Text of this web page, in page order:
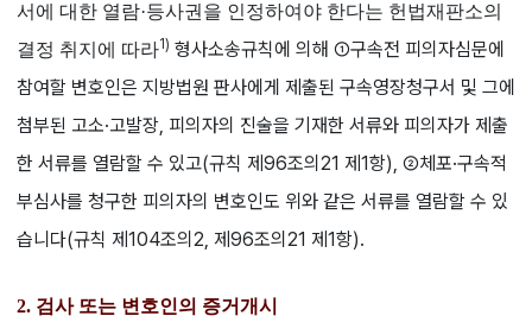
서에 대한 열람·등사권을 인정하여야 한다는 헌법재판소의
결정 취지에 따라1) 형사소송규칙에 의해 ①구속전 피의자심문에
참여할 변호인은 지방법원 판사에게 제출된 구속영장청구서 및 그에
첨부된 고소·고발장, 피의자의 진술을 기재한 서류와 피의자가 제출
한 서류를 열람할 수 있고(규칙 제96조의21 제1항), ②체포·구속적
부심사를 청구한 피의자의 변호인도 위와 같은 서류를 열람할 수 있
습니다(규칙 제104조의2, 제96조의21 제1항).
2. 검사 또는 변호인의 증거개시